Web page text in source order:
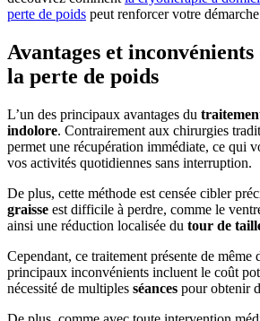
perte de poids peut renforcer votre
Avantages et
la perte de poids
L’un des principaux avantages du
indolore. Contrairement aux chirurgies
permet une récupération immédiate, ce qui
vos activités quotidiennes sans interruption.
De plus, cette méthode est censée cibler
graisse est difficile à perdre, comme le
ainsi une réduction localisée du tour de
Cependant, ce traitement présente de même
principaux inconvénients incluent le coût
nécessité de multiples séances pour obtenir